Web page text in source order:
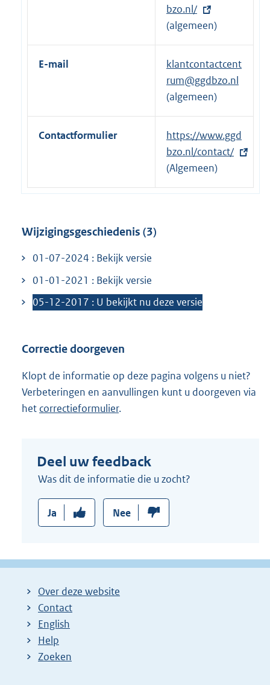
x
t
e
r
e
n
k
:
bzo.nl/
(algemeen)
E-mail
klantcontactcent
rum@ggdbzo.nl
(algemeen)
Contactformulier
E
x
t
e
k
:
https://www.ggd
bzo.nl/contact/
(Algemeen)
Wijzigingsgeschiedenis (3)
01-07-2024 : Bekijk versie
01-01-2021 : Bekijk versie
05-12-2017 : U bekijkt nu deze versie
Correctie doorgeven
Klopt de informatie op deze pagina volgens u niet?
Verbeteringen en aanvullingen kunt u doorgeven via
het correctieformulier.
Deel uw feedback
Was dit de informatie die u zocht?
Ja Nee
Over deze website
Contact
English
Help
Zoeken